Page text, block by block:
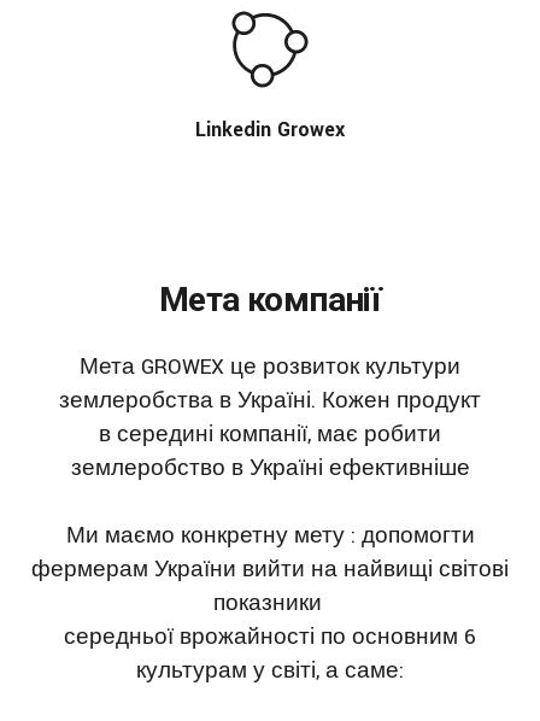
Linkedin Growex
Мета компанії
Мета GROWEX це розвиток культури
землеробства в Україні. Кожен продукт
в середині компанії, має робити
землеробство в Україні ефективніше
Ми маємо конкретну мету : допомогти
фермерам України вийти на найвищі світові
показники
середньої врожайності по основним 6
культурам у світі, а саме: